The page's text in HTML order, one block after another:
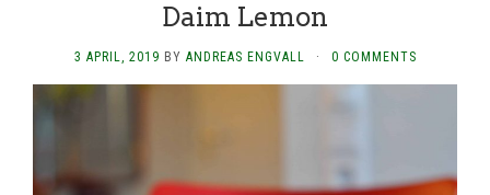
Daim Lemon
3 APRIL, 2019 BY ANDREAS ENGVALL · 0 COMMENTS